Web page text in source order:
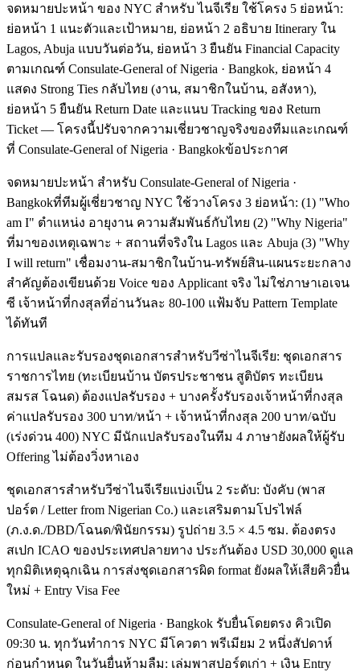
จดหมายปะหน้า ของ NYC สำหรับ ไนจีเรีย ใช้โครง 5 ย่อหน้า:
ย่อหน้า 1 แนะตัวและเป้าหมาย, ย่อหน้า 2 อธิบาย Itinerary ใน
Lagos, Abuja แบบวันต่อวัน, ย่อหน้า 3 ยืนยัน Financial Capacity
ตามเกณฑ์ Consulate-General of Nigeria · Bangkok, ย่อหน้า 4
แสดง Strong Ties กลับไทย (งาน, สมาชิกในบ้าน, อสังหา),
ย่อหน้า 5 ยืนยัน Return Date และแนบ Tracking ของ Return
Ticket — โครงนี้ปรับจากความเชี่ยวชาญจริงของทีมและเกณฑ์
ที่ Consulate-General of Nigeria · Bangkokข้อประกาศ
จดหมายปะหน้า สำหรับ Consulate-General of Nigeria ·
Bangkokที่ทีมผู้เชี่ยวชาญ NYC ใช้วางโครง 3 ย่อหน้า: (1) "Who
am I" ตำแหน่ง อายุงาน ความสัมพันธ์กับไทย (2) "Why Nigeria"
ที่มาของเหตุเฉพาะ + สถานที่จริงใน Lagos และ Abuja (3) "Why
I will return" เชื่อมงาน-สมาชิกในบ้าน-ทรัพย์สิน-แผนระยะกลาง
สำคัญต้องเขียนด้วย Voice ของ Applicant จริง ไม่ใช่ภาษาเอเจน
ซี เจ้าหน้าที่กงสุลที่อ่านวันละ 80-100 แฟ้มจับ Pattern Template
ได้ทันที
การแปลและรับรองชุดเอกสารสำหรับวีซ่าไนจีเรีย: ชุดเอกสาร
ราชการไทย (ทะเบียนบ้าน บัตรประชาชน สูติบัตร ทะเบียน
สมรส โฉนด) ต้องแปลรับรอง + บางครั้งรับรองเจ้าหน้าที่กงสุล
ค่าแปลรับรอง 300 บาท/หน้า + เจ้าหน้าที่กงสุล 200 บาท/ฉบับ
(เร่งด่วน 400) NYC มีนักแปลรับรองในทีม 4 ภาษายังผลให้ผู้รับ
Offering ไม่ต้องวิ่งหาเอง
ชุดเอกสารสำหรับวีซ่าไนจีเรียแบ่งเป็น 2 ระดับ: บังคับ (พาส
ปอร์ต / Letter from Nigerian Co.) และเสริมตามโปรไฟล์
(ภ.ง.ด./DBD/โฉนด/พินัยกรรม) รูปถ่าย 3.5 × 4.5 ซม. ต้องตรง
สเปก ICAO ของประเทศปลายทาง ประกันต้อง USD 30,000 ดูแล
ทุกมิติเหตุฉุกเฉิน การส่งชุดเอกสารผิด format ยังผลให้เสียคิวยื่น
ใหม่ + Entry Visa Fee
Consulate-General of Nigeria · Bangkok รับยื่นโดยตรง คิวเปิด
09:30 น. ทุกวันทำการ NYC มีโควตา พรีเมียม 2 หนึ่งสัปดาห์
ก่อนกำหนด ในวันยื่นห้ามลืม: เล่มพาสปอร์ตเก่า + เงิน Entry